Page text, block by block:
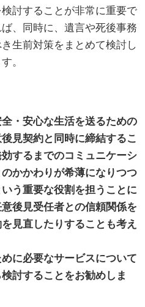
討することが非常に重要で
、同時に、遺言や死後事務
生前対策をまとめて検討し
。
・安心な生活を送るための
見契約と同時に締結するこ
するまでのコミュニケーシ
かかわりが希薄になりつつ
う重要な役割を担うことに
後見受任者との信頼関係を
見直したりすることも考え
に必要なサービスについて
討することをお勧めしま